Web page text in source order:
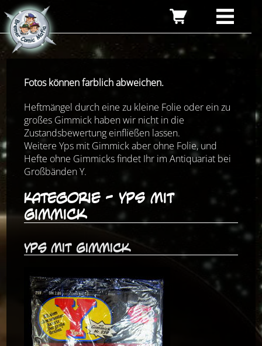
Fotos können farblich abweichen.
Heftmängel durch eine zu kleine Folie oder ein zu
großes Gimmick haben wir nicht in die
Zustandsbewertung einfließen lassen.
Weitere Yps mit Gimmick aber ohne Folie, und
Hefte ohne Gimmicks findet Ihr im Antiquariat bei
Großbänden Y.
Kategorie - Yps mit
Gimmick
Yps mit Gimmick